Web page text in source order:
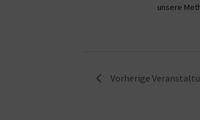
unsere
Vorherige